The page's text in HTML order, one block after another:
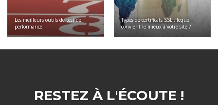
Les meilleurs outils de test de
performance
Types de certificats SSL : lequel
convient le mieux à votre site ?
RESTEZ À L'ÉCOUTE !